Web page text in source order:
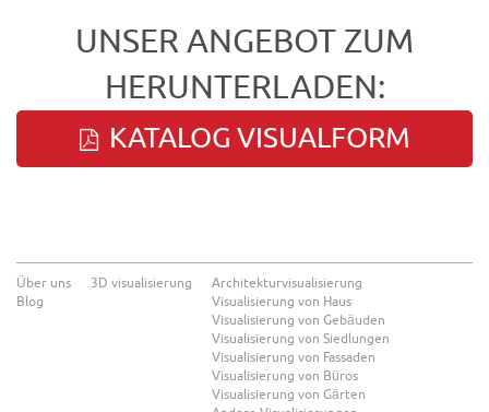
UNSER ANGEBOT ZUM
HERUNTERLADEN:
KATALOG VISUALFORM
Über uns
Blog
3D visualisierung
Architekturvisualisierung
Visualisierung von Haus
Visualisierung von Gebäuden
Visualisierung von Siedlungen
Visualisierung von Fassaden
Visualisierung von Büros
Visualisierung von Gärten